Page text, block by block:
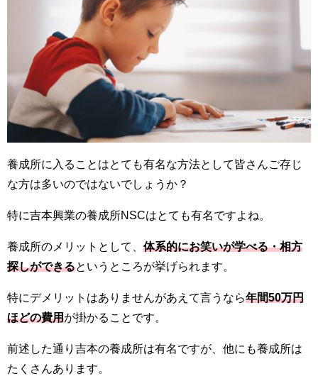
養成所に入ることはとても有名な方法として皆さんご存じ
な方は多いのではないでしょうか？
特に吉本興業の養成所NSCはとても有名ですよね。
養成所のメリットとして、 体系的にお笑いが学べる・相方
探しができるというところが挙げられます。
特にデメリットはありませんがあえて言うなら年間50万円
ほどの費用が掛かることです。
前述した通り吉本の養成所は有名ですが、他にも養成所は
たくさんあります。